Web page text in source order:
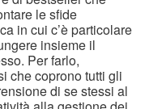
le sfide
in cui c’è particolare
insieme il
Per farlo,
che coprono tutti gli
di se stessi al